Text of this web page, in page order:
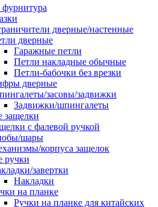
фурнитура
дверные/настенные
дверные
Гаражные петли
Петли накладные обычные
Петли-бабочки без врезки
дверные
засовы/задвижки
Задвижки/шпингалеты
защелки
с фалевой ручкой
шары
корпуса защелок
ручки
завертки
Накладки
на планке
Ручки на планке для китайских